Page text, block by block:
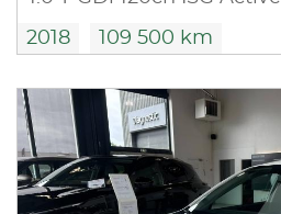
2018 109 500 km